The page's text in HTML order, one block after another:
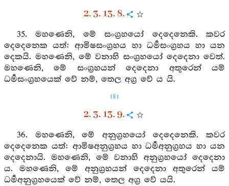
2. 3. 13. 8.
35. මහණෙනි, මේ සංග්‍රහයෝ දෙදෙනෙකි. කවර
දෙදෙනෙක යත්: ආමිෂසංග්‍රහය හා ධර්‍මසංග්‍රහය හා යන
දෙකයි. මහණෙනි, මේ වනාහි සංග්‍රහයෝ දෙදෙනා වෙත්.
මහණෙනි, මේ සංග්‍රහයන් දෙදෙනා අතුරෙන් යම්
ධර්‍මසංග්‍රහයෙක් වේ නම්, තෙල අග්‍ර වේ ය යි.
181
2. 3. 13. 9.
36. මහණෙනි, මේ අනුග්‍රහයෝ දෙදෙනෙකි. කවර
දෙදෙනෙක යත්: ආමිෂඅනුග්‍රහය හා ධර්‍මඅනුග්‍රහය හා යන
දෙදෙනායි. මහණෙනි, මේ වනාහි අනුග්‍රහයෝ දෙදෙනා
ය. මහණෙනි, මේ අනුග්‍රහයන් දෙදෙනා අතුරෙන් යම්
ධර්‍මඅනුග්‍රහයෙක් වේ නම්, තෙල අග්‍ර වේ යයි.